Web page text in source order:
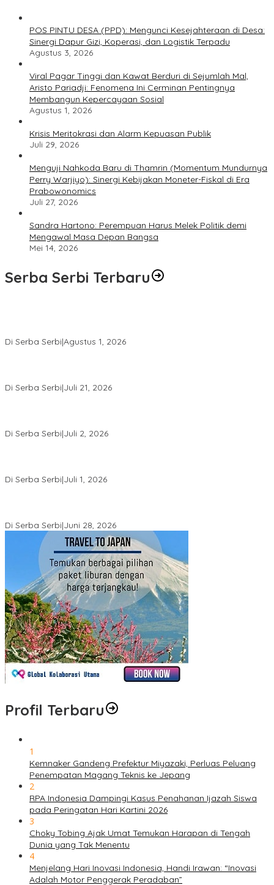
POS PINTU DESA (PPD): Mengunci Kesejahteraan di Desa:
Sinergi Dapur Gizi, Koperasi, dan Logistik Terpadu
Agustus 3, 2026
Viral Pagar Tinggi dan Kawat Berduri di Sejumlah Mal,
Aristo Pariadji: Fenomena Ini Cerminan Pentingnya
Membangun Kepercayaan Sosial
Agustus 1, 2026
​Krisis Meritokrasi dan Alarm Kepuasan Publik
Juli 29, 2026
​Menguji Nahkoda Baru di Thamrin (Momentum Mundurnya
Perry Warjiyo): Sinergi Kebijakan Moneter-Fiskal di Era
Prabowonomics
Juli 27, 2026
Sandra Hartono: Perempuan Harus Melek Politik demi
Mengawal Masa Depan Bangsa
Mei 14, 2026
Serba Serbi Terbaru
Di Serba Serbi|Agustus 1, 2026
Di Serba Serbi|Juli 21, 2026
Di Serba Serbi|Juli 2, 2026
Di Serba Serbi|Juli 1, 2026
Di Serba Serbi|Juni 28, 2026
Profil Terbaru
1
Kemnaker Gandeng Prefektur Miyazaki, Perluas Peluang
Penempatan Magang Teknis ke Jepang
2
RPA Indonesia Dampingi Kasus Penahanan Ijazah Siswa
pada Peringatan Hari Kartini 2026
3
Choky Tobing Ajak Umat Temukan Harapan di Tengah
Dunia yang Tak Menentu
4
Menjelang Hari Inovasi Indonesia, Handi Irawan: “Inovasi
Adalah Motor Penggerak Peradaban”